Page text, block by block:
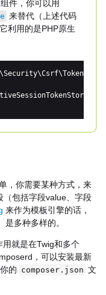
件，你可以用
来替代（上述代码
利用的是PHP原生
，你需要某种方式，来
（包括字段value、字段
来作为模板引擎的话，
多种多样的。
就是在Twig和多个
，可以安装最新
的 composer.json 文